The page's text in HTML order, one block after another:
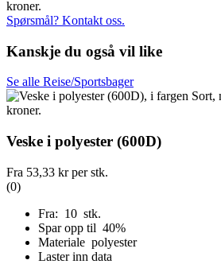
Spørsmål? Kontakt oss.
Kanskje du også vil like
Se alle Reise/Sportsbager
Veske i polyester (600D)
Fra 53,33 krper stk.
(0)
Fra: 10 stk.
Spar opp til 40%
Materiale polyester
Laster inn data